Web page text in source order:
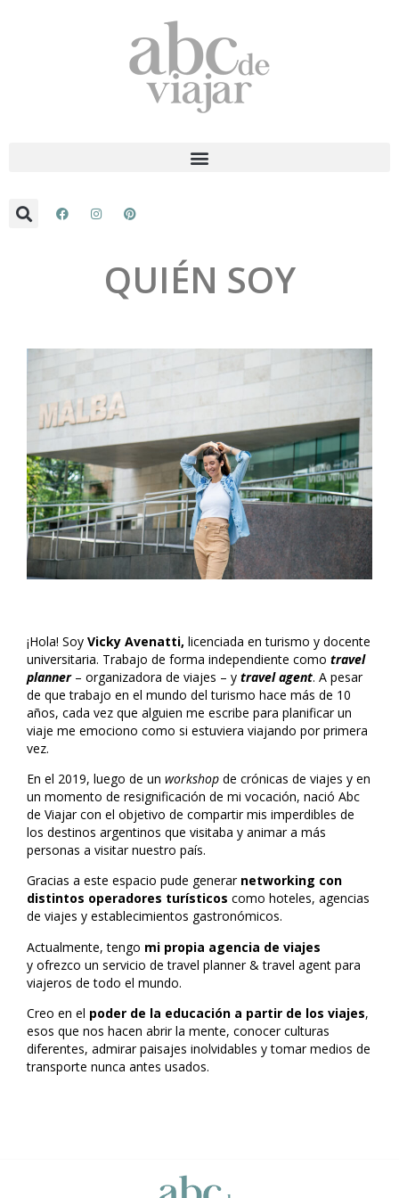
QUIÉN SOY
¡Hola! Soy Vicky Avenatti, licenciada en turismo y docente
universitaria. Trabajo de forma independiente como travel
planner– organizadora de viajes – y travel agent. A pesar
de que trabajo en el mundo del turismo hace más de 10
años, cada vez que alguien me escribe para planificar un
viaje me emociono como si estuviera viajando por primera
vez.
En el 2019, luego de un workshop de crónicas de viajes y en
un momento de resignificación de mi vocación, nació Abc
de Viajar con el objetivo de compartir mis imperdibles de
los destinos argentinos que visitaba y animar a más
personas a visitar nuestro país.
Gracias a este espacio pude generar networking con
distintos operadores turísticos como hoteles, agencias
de viajes y establecimientos gastronómicos.
Actualmente, tengo mi propia agencia de viajes
y ofrezco un servicio de travel planner & travel agent para
viajeros de todo el mundo.
Creo en el poder de la educación a partir de los viajes,
esos que nos hacen abrir la mente, conocer culturas
diferentes, admirar paisajes inolvidables y tomar medios de
transporte nunca antes usados.